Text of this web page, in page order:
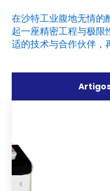
在沙特工业腹地无情的
起一座精密工程与极限
适的技术与合作伙伴，